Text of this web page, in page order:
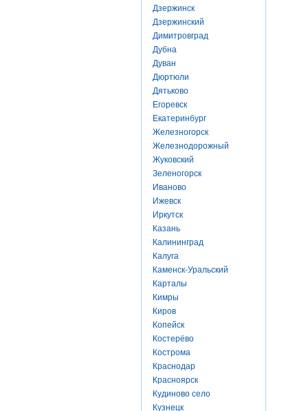
Дзержинск
Дзержинский
Димитровград
Дубна
Дуван
Дюртюли
Дятьково
Егоревск
Екатеринбург
Железногорск
Железнодорожный
Жуковский
Зеленогорск
Иваново
Ижевск
Иркутск
Казань
Калининград
Калуга
Каменск-Уральский
Карталы
Кимры
Киров
Копейск
Костерёво
Кострома
Краснодар
Красноярск
Кудиново село
Кузнецк